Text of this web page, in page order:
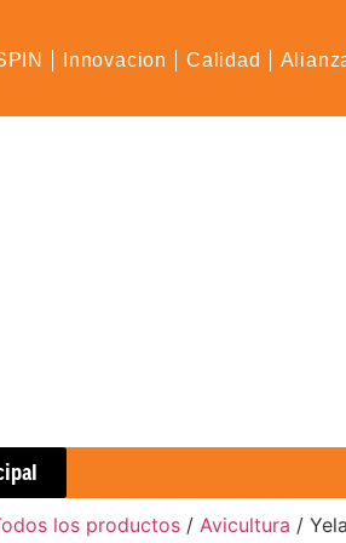
Innovacion Calidad
los productos/ Avicultura /